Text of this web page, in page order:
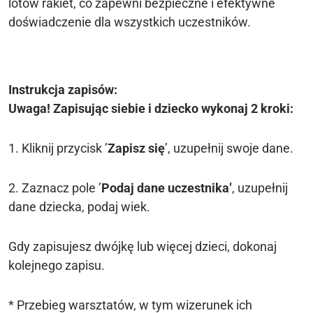
lotów rakiet, co zapewni bezpieczne i efektywne
doświadczenie dla wszystkich uczestników.
Instrukcja zapisów:
Uwaga! Zapisując siebie i dziecko wykonaj 2 kroki:
1. Kliknij przycisk ’Zapisz się’, uzupełnij swoje dane.
2. Zaznacz pole ’Podaj dane uczestnika’, uzupełnij
dane dziecka, podaj wiek.
Gdy zapisujesz dwójkę lub więcej dzieci, dokonaj
kolejnego zapisu.
* Przebieg warsztatów, w tym wizerunek ich